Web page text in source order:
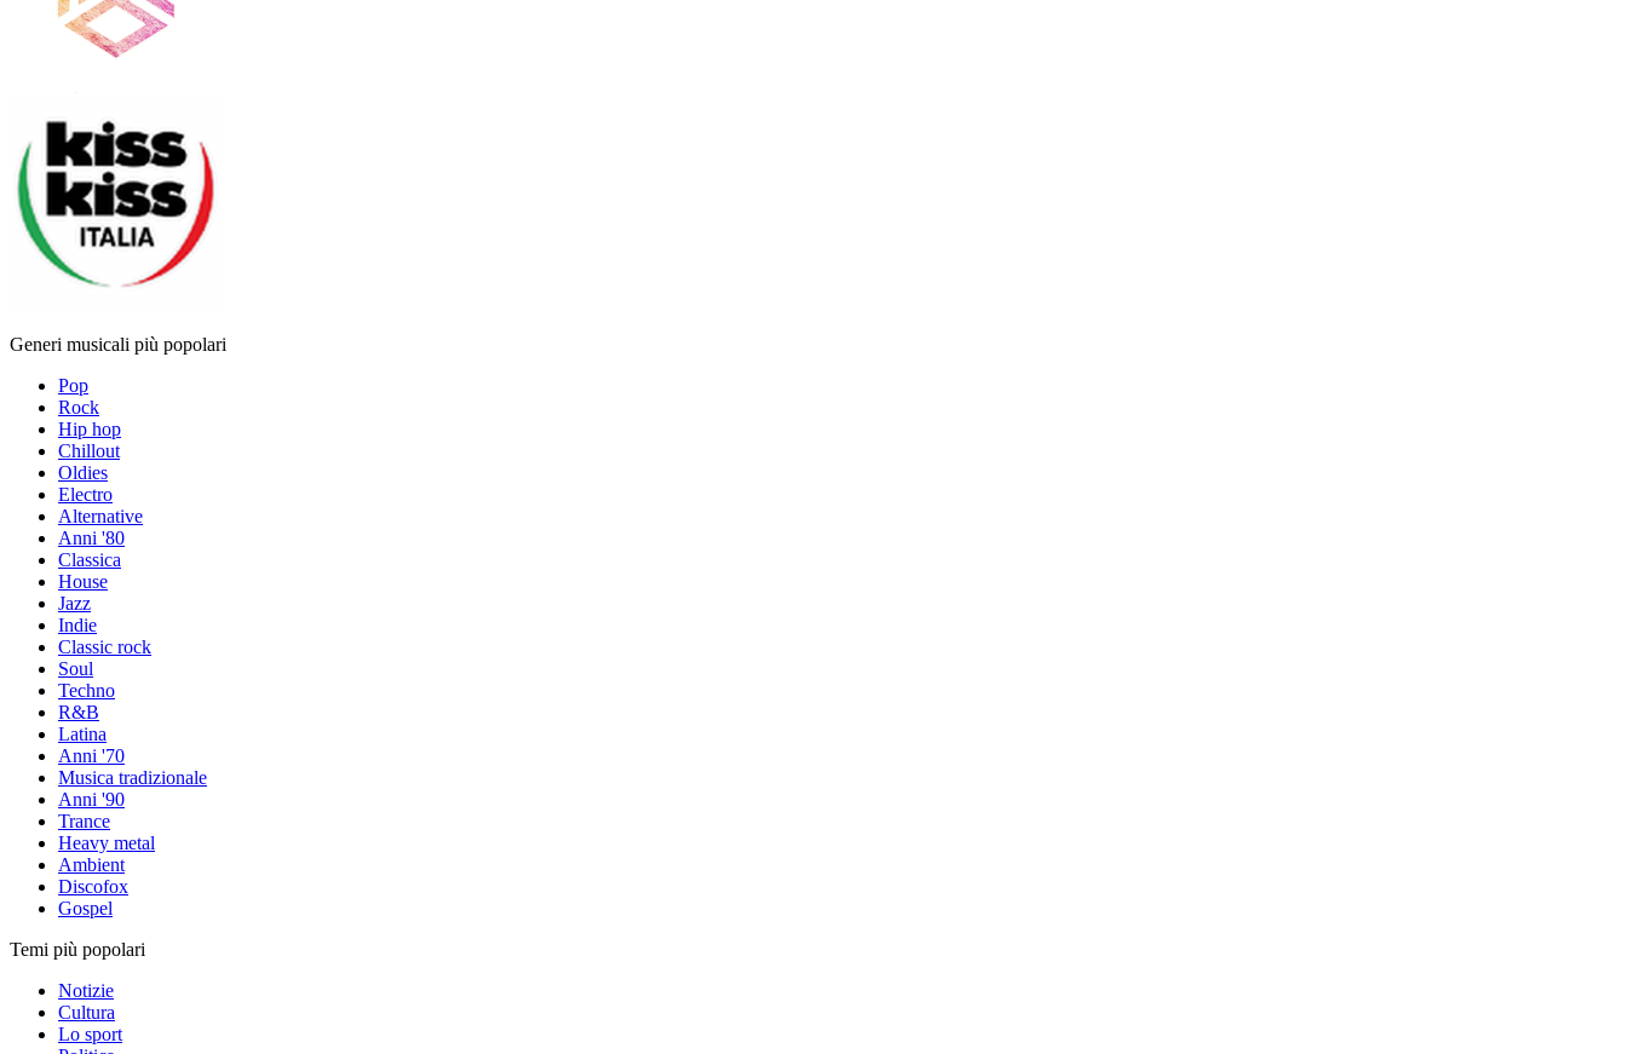
Generi musicali più popolari
Pop
Rock
Hip hop
Chillout
Oldies
Electro
Alternative
Anni '80
Classica
House
Jazz
Indie
Classic rock
Soul
Techno
R&B
Latina
Anni '70
Musica tradizionale
Anni '90
Trance
Heavy metal
Ambient
Discofox
Gospel
Temi più popolari
Notizie
Cultura
Lo sport